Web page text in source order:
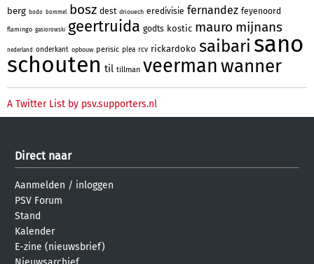
berg bodo bommel bosz dest driouech eredivisie fernandez feyenoord
flamingo gasiorowski geertruida godts kostic mauro mijnans
nederland onderkant opbouw perisic plea rcv rickardoko saibari sano
schouten til tillman veermanwanner
A Twitter List by psv.supporters.nl
Direct naar
Aanmelden / inloggen
PSV Forum
Stand
Kalender
E-zine (nieuwsbrief)